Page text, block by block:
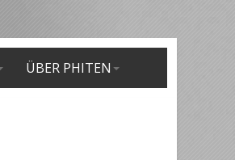
ÜBER PHITEN